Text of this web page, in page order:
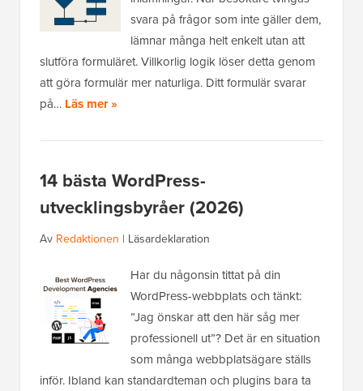
svara på frågor som inte gäller dem,
lämnar många helt enkelt utan att
slutföra formuläret. Villkorlig logik löser detta genom
att göra formulär mer naturliga. Ditt formulär svarar
på… Läs mer »
14 bästa WordPress-
utvecklingsbyråer (2026)
Av Redaktionen | Läsardeklaration
Har du någonsin tittat på din
WordPress-webbplats och tänkt:
”Jag önskar att den här såg mer
professionell ut”? Det är en situation
som många webbplatsägare ställs
inför. Ibland kan standardteman och plugins bara ta